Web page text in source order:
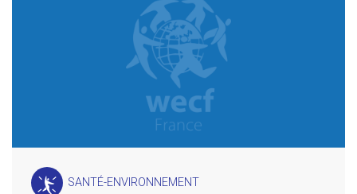
SANTÉ-ENVIRONNEMENT